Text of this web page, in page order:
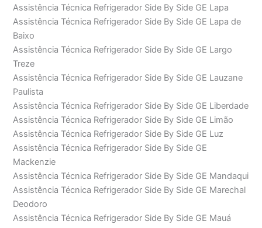
Assistência Técnica Refrigerador Side By Side GE Lapa
Assistência Técnica Refrigerador Side By Side GE Lapa de
Baixo
Assistência Técnica Refrigerador Side By Side GE Largo
Treze
Assistência Técnica Refrigerador Side By Side GE Lauzane
Paulista
Assistência Técnica Refrigerador Side By Side GE Liberdade
Assistência Técnica Refrigerador Side By Side GE Limão
Assistência Técnica Refrigerador Side By Side GE Luz
Assistência Técnica Refrigerador Side By Side GE
Mackenzie
Assistência Técnica Refrigerador Side By Side GE Mandaqui
Assistência Técnica Refrigerador Side By Side GE Marechal
Deodoro
Assistência Técnica Refrigerador Side By Side GE Mauá